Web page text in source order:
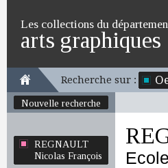
Les collections du
arts graphiques
Recherche sur :
Nouvelle recherche
REGNAULT
Nicolas François